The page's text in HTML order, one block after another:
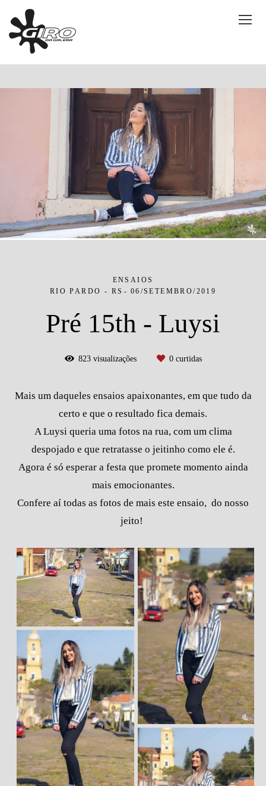
ENSAIOS
RIO PARDO - RS
06/SETEMBRO/2019
Pré 15th - Luysi
823visualizações 0curtidas
Mais um daqueles ensaios apaixonantes, em que tudo da
certo e que o resultado fica demais.
A Luysi queria uma fotos na rua, com um clima
despojado e que retratasse o jeitinho como ele é.
Agora é só esperar a festa que promete momento ainda
mais emocionantes.
Confere aí todas as fotos de mais este ensaio, do nosso
jeito!